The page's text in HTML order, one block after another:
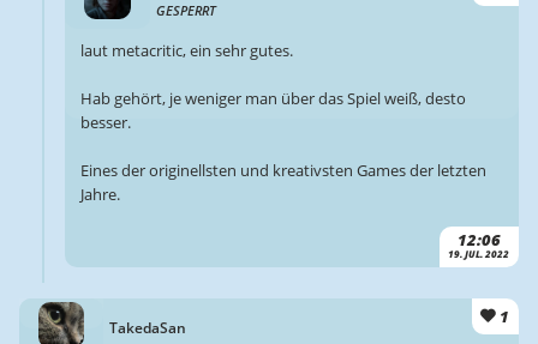
GESPERRT
12:06
19. JUL. 2022
laut metacritic, ein sehr gutes.
Hab gehört, je weniger man über das Spiel weiß, desto
besser.
Eines der originellsten und kreativsten Games der letzten
Jahre.
TakedaSan
1